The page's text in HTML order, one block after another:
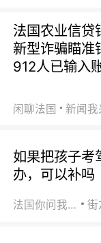
法国农业信贷
新型诈骗瞄准
912人已输入
闲聊法国 新闻我
如果把孩子考
办，可以补吗
法国你问我答